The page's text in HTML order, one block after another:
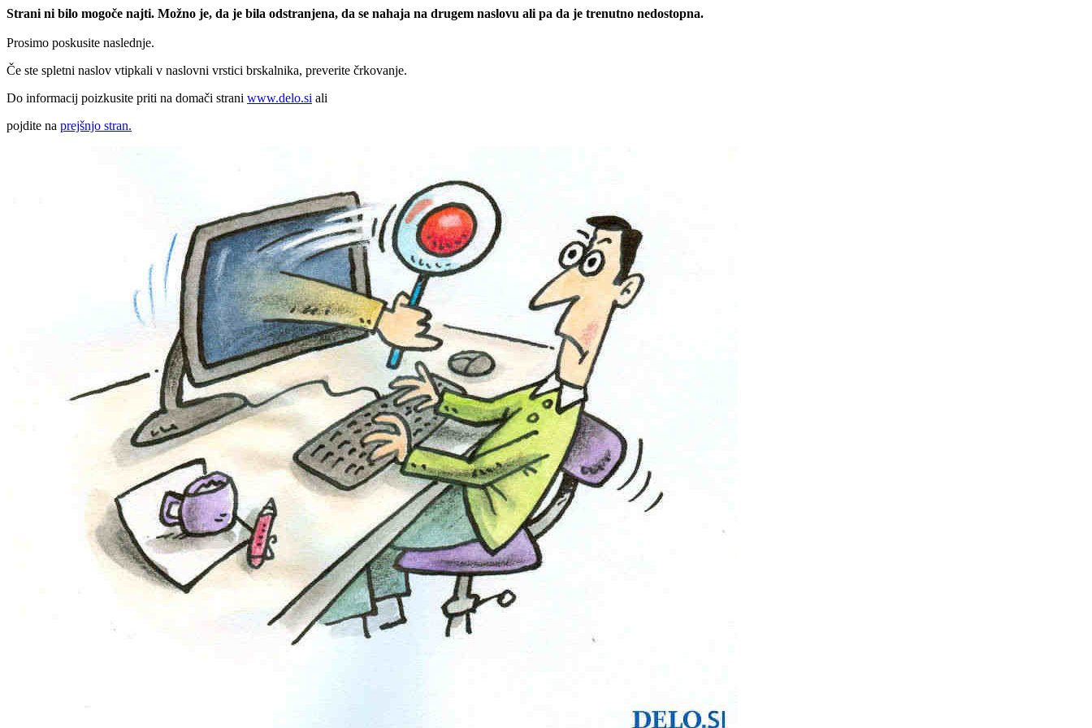
Strani ni bilo mogoče najti. Možno je, da je bila odstranjena, da se nahaja na drugem naslovu ali pa da je trenutno nedostopna.
Prosimo poskusite naslednje.
Če ste spletni naslov vtipkali v naslovni vrstici brskalnika, preverite črkovanje.
Do informacij poizkusite priti na domači strani www.delo.si ali
pojdite na prejšnjo stran.